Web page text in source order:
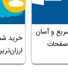
و آسان
خرید